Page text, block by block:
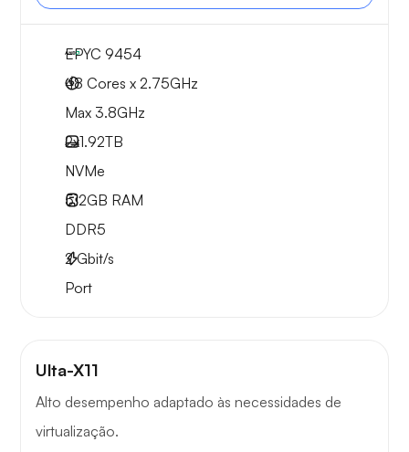
EPYC 9454
48 Cores x 2.75GHz
Max 3.8GHz
2x1.92TB
NVMe
512GB RAM
DDR5
2Gbit/s
Port
Ulta-X11
Alto desempenho adaptado às necessidades de
virtualização.